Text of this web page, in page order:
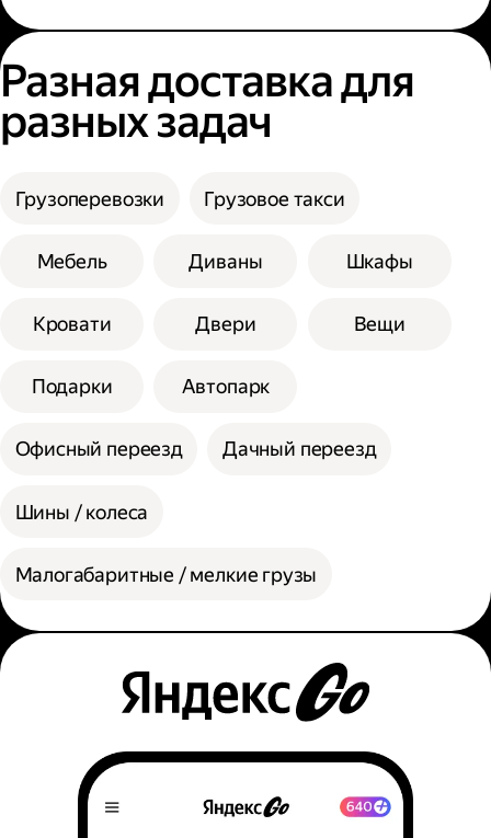
Разная доставка для
разных задач
Грузоперевозки Грузовое такси
Мебель Диваны Шкафы
Кровати Двери Вещи
Подарки Автопарк
Офисный переезд Дачный переезд
Шины / колеса
Малогабаритные / мелкие грузы